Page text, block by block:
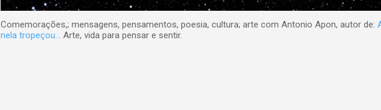
Comemorações,; mensagens, pensamentos, poesia, cultura; arte com Antonio Apon, autor de:
nela tropeçou... Arte, vida para pensar e sentir.